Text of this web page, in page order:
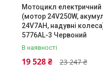
Мотоцикл електричний
(мотор 24V250W,
24V7AH, надувні
5776AL-3 Червоний
В наявності
23 247 ₴
19 528 ₴